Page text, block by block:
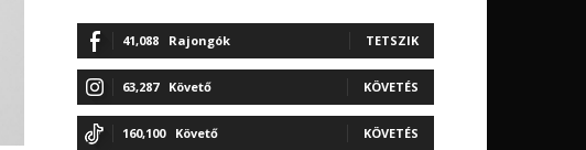
41,088 Rajongók TETSZIK
63,287 Követő KÖVETÉS
160,100 Követő KÖVETÉS